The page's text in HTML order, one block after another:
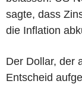
sagte, dass
die Inflation
Der Dollar, der
Entscheid